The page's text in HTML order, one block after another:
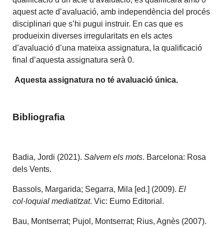
aquest acte d’avaluació, amb independència del procés
disciplinari que s’hi pugui instruir. En cas que es
produeixin diverses irregularitats en els actes
d’avaluació d’una mateixa assignatura, la qualificació
final d’aquesta assignatura serà 0.
Aquesta assignatura no té avaluació única.
Bibliografia
Badia, Jordi (2021).Salvem els mots. Barcelona: Rosa
dels Vents.
Bassols, Margarida; Segarra, Mila [ed.] (2009).El
col·loquial mediatitzat. Vic: Eumo Editorial.
Bau, Montserrat; Pujol, Montserrat; Rius, Agnès (2007).